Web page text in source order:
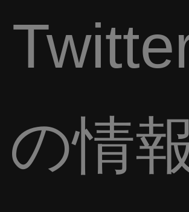
の情